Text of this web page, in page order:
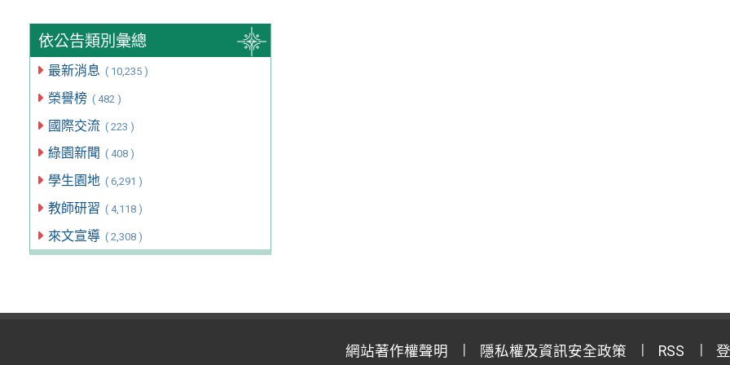
依公告類別彙總
最新消息 ( 10,235 )
榮譽榜 ( 482 )
國際交流 ( 223 )
綠園新聞 ( 408 )
學生園地 ( 6,291 )
教師研習 ( 4,118 )
來文宣導 ( 2,308 )
網站著作權聲明 隱私權及資訊安全政策 RSS